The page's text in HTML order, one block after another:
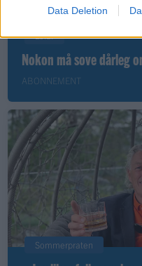
Data Deletion
Leiar
Nokon må sove dårleg
ABONNEMENT
Sommerpraten